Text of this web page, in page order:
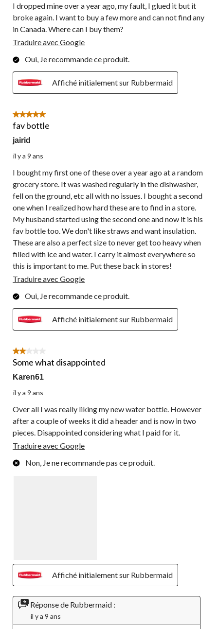
I dropped mine over a year ago, my fault, I glued it but it
broke again. I want to buy a few more and can not find any
in Canada. Where can I buy them?
Traduire avec Google
Oui, Je recommande ce produit.
Affiché initialement sur Rubbermaid
5 étoile(s) sur 5.
fav bottle
jairid
il y a 9 ans
I bought my first one of these over a year ago at a random
grocery store. It was washed regularly in the dishwasher,
fell on the ground, etc all with no issues. I bought a second
one when I realized how hard these are to find in a store.
My husband started using the second one and now it is his
fav bottle too. We don't like straws and want insulation.
These are also a perfect size to never get too heavy when
filled with ice and water. I carry it almost everywhere so
this is important to me. Put these back in stores!
Traduire avec Google
Oui, Je recommande ce produit.
Affiché initialement sur Rubbermaid
2 étoile(s) sur 5.
Some what disappointed
Karen61
il y a 9 ans
Over all I was really liking my new water bottle. However
after a couple of weeks it did a header and is now in two
pieces. Disappointed considering what I paid for it.
Traduire avec Google
Non, Je ne recommande pas ce produit.
Affiché initialement sur Rubbermaid
Réponse de Rubbermaid :
il y a 9 ans